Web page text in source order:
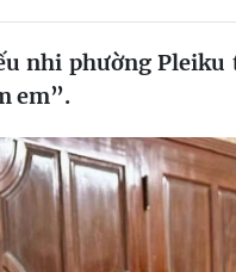
nhi phường
em”.